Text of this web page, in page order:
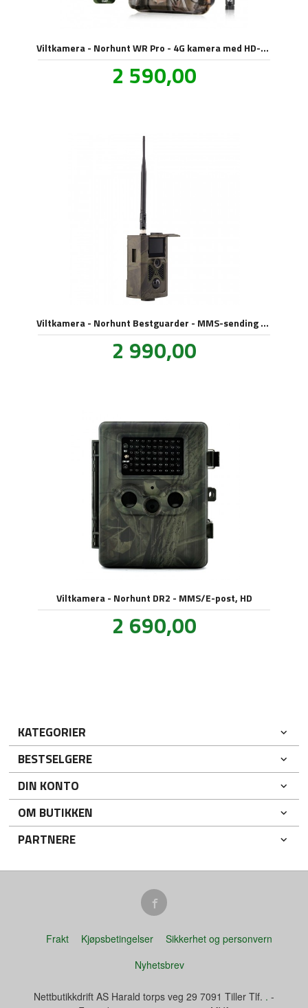
Viltkamera - Norhunt WR Pro - 4G kamera med HD-oppløsning
Tilbud
2 590,00mva.
Viltkamera - Norhunt Bestguarder - MMS-sending med 4G!
Pris
2 990,00mva.
Viltkamera - Norhunt DR2 - MMS/E-post, HD
Pris
2 690,00mva.
KATEGORIER
BESTSELGERE
DIN KONTO
OM BUTIKKEN
PARTNERE
Frakt Kjøpsbetingelser
Sikkerhet og personvern
Nyhetsbrev
Nettbutikkdrift AS Harald torps veg 29 7091 Tiller Tlf. . -